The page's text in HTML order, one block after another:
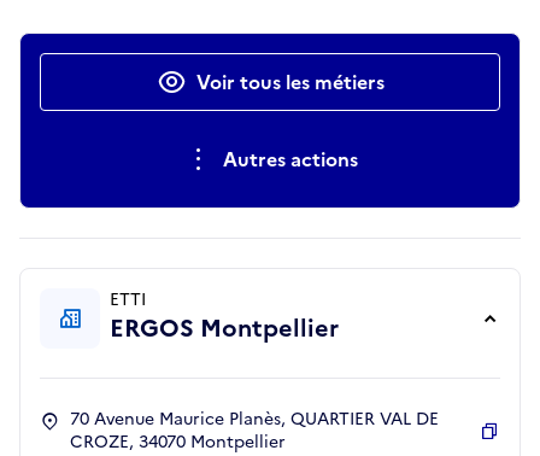
Actions rapidesVoir tous les métiers
Autres actions
ETTI
ERGOS Montpellier
70 Avenue Maurice Planès, QUARTIER VAL DE
CROZE, 34070 Montpellier